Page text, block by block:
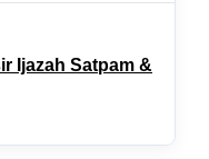
Ijazah Satpam &